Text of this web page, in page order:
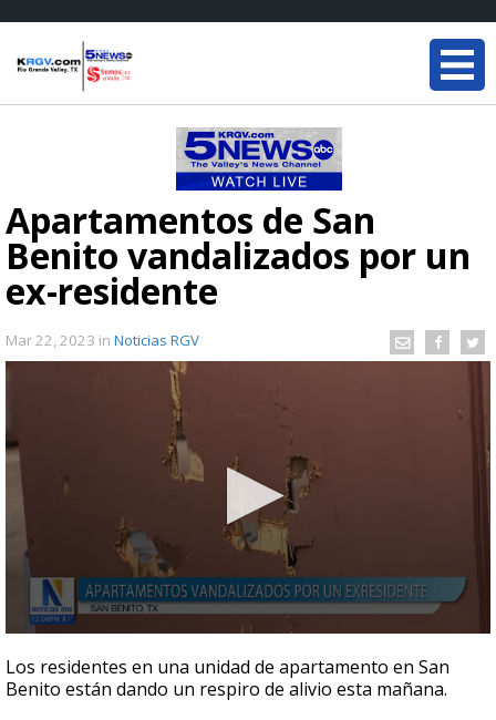
Apartamentos de San
Benito vandalizados por un
ex-residente
Mar 22, 2023 in Noticias RGV
seconds
of
50
Los residentes en una unidad de apartamento en San
Benito están dando un respiro de alivio esta mañana.